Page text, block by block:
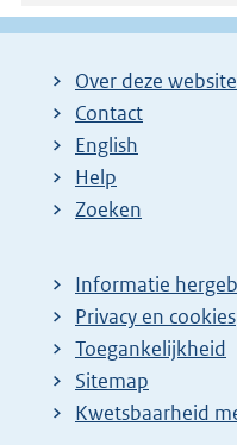
Over deze website
Contact
English
Help
Zoeken
Informatie
Privacy en cookies
Toegankelijkheid
Sitemap
E
Kwetsbaarheid